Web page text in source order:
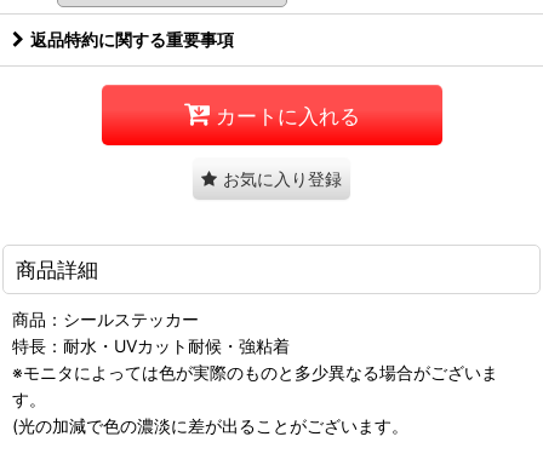
返品特約に関する重要事項
カートに入れる
お気に入り登録
商品詳細
商品：シールステッカー
特長：耐水・UVカット耐候・強粘着
※モニタによっては色が実際のものと多少異なる場合がございま
す。
(光の加減で色の濃淡に差が出ることがございます。